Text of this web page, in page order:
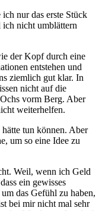
nur das erste Stück
nicht umblättern
der Kopf durch eine
entstehen und
ziemlich gut klar. In
nicht auf die
vorm Berg. Aber
weiterhelfen.
tun können. Aber
um so eine Idee zu
Weil, wenn ich Geld
ein gewisses
das Gefühl zu haben,
bei mir nicht mal sehr